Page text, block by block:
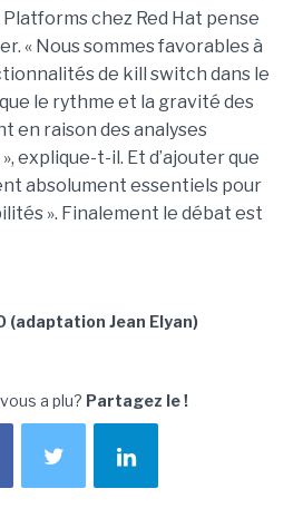
chez Red Hat pense
« Nous sommes favorables à
de kill switch dans le
le rythme et la gravité des
en raison des analyses
explique-t-il. Et d’ajouter que
absolument essentiels pour
». Finalement le débat est
(adaptation Jean Elyan)
a plu? Partagez le !